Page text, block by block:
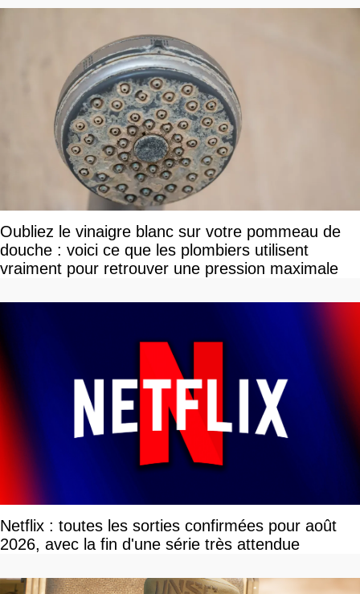
Oubliez le vinaigre blanc sur votre pommeau de
douche : voici ce que les plombiers utilisent
vraiment pour retrouver une pression maximale
Netflix : toutes les sorties confirmées pour août
2026, avec la fin d'une série très attendue